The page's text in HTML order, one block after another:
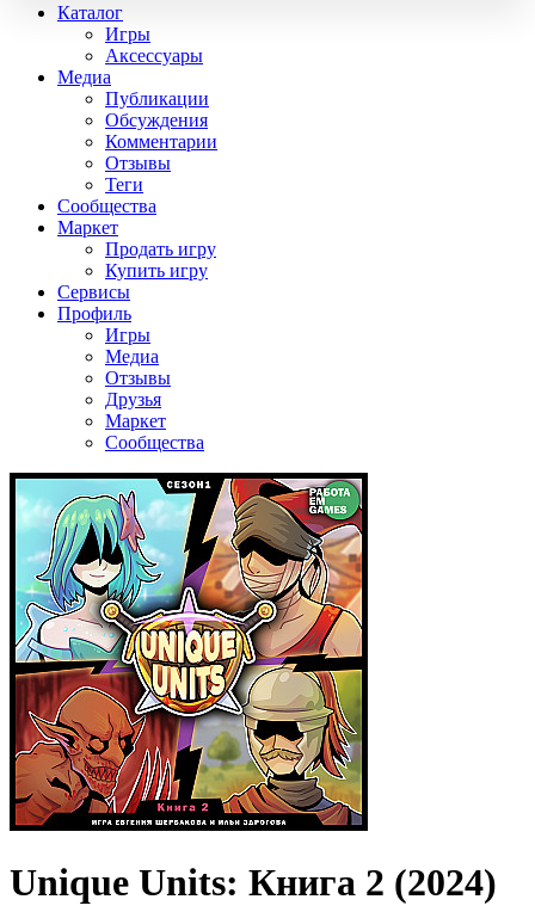
Каталог
Игры
Аксессуары
Медиа
Публикации
Обсуждения
Комментарии
Отзывы
Теги
Сообщества
Маркет
Продать игру
Купить игру
Сервисы
Профиль
Игры
Медиа
Отзывы
Друзья
Маркет
Сообщества
Unique Units: Книга 2 (2024)